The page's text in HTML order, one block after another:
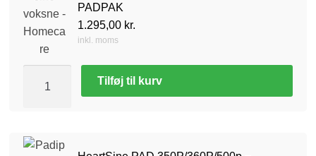
PADPAK
1.295,00 kr.
inkl. moms
Tilføj til kurv